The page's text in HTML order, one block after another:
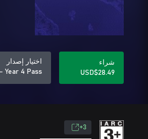
شراء
USD$28.49
اختيار إصدار
Year 4 Pass
3+